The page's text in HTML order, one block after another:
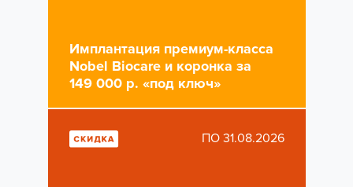
Имплантация премиум-класса
Nobel Biocare и коронка за
149 000 р. «под ключ»
ПО 31.08.2026